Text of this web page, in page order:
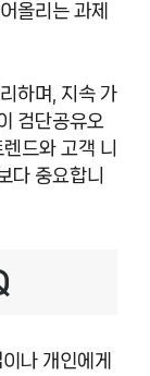
올리는 과제
하며, 지속 가
검단공유오
드와 고객 니
다 중요합니
나 개인에게